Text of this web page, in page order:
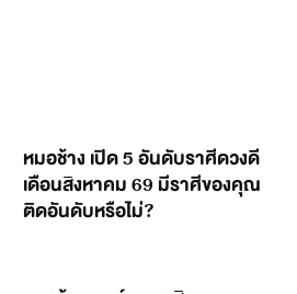
หมอช้าง เปิด 5 อันดับราศีดวงดี
เดือนสิงหาคม 69 มีราศีของคุณ
ติดอันดับหรือไม่?